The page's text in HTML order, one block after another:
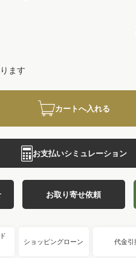
ます
カートへ入れる
お支払いシミュレーション
お取り寄せ依頼
ショッピングローン 代金引